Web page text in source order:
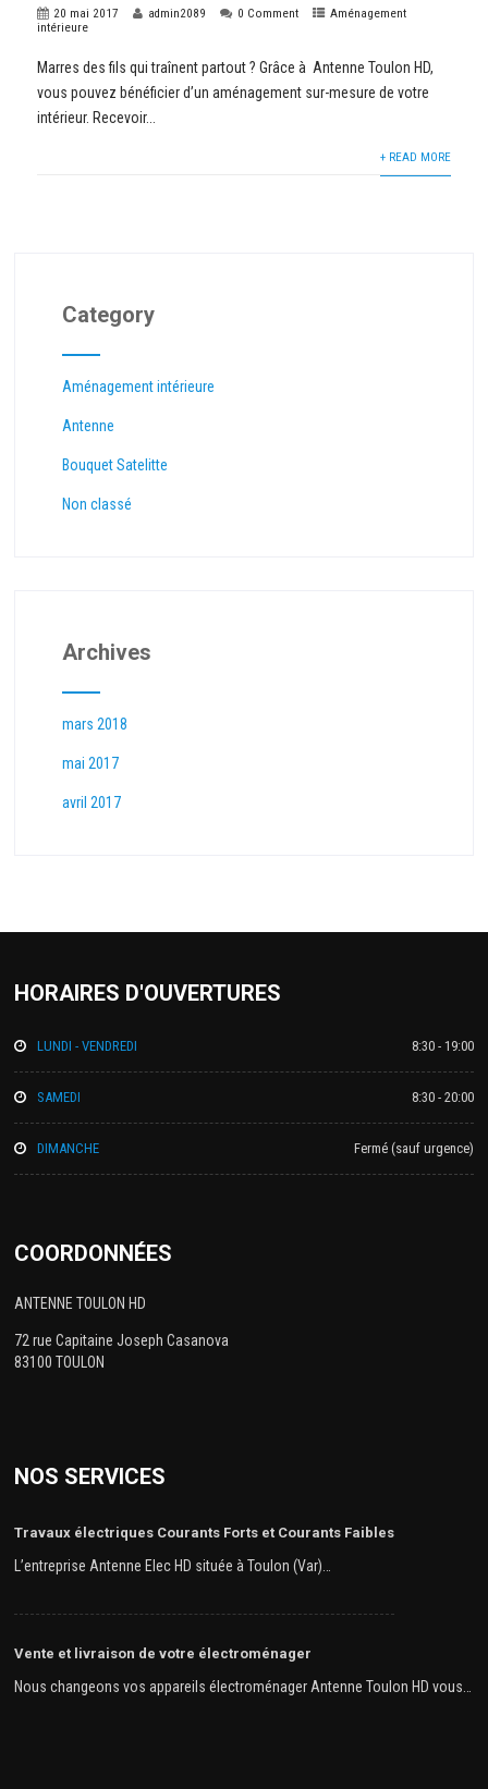
20 mai 2017 admin2089 0 Comment
Aménagement
intérieure
Marres des fils qui traînent partout ? Grâce à Antenne Toulon HD,
vous pouvez bénéficier d’un aménagement sur-mesure de votre
intérieur. Recevoir...
+ READ MORE
Category
Aménagement intérieure
Antenne
Bouquet Satelitte
Non classé
Archives
mars 2018
mai 2017
avril 2017
HORAIRES D'OUVERTURES
LUNDI - VENDREDI 8:30 - 19:00
SAMEDI 8:30 - 20:00
DIMANCHE Fermé (sauf urgence)
COORDONNÉES
ANTENNE TOULON HD
72 rue Capitaine Joseph Casanova
83100 TOULON
NOS SERVICES
Travaux électriques Courants Forts et Courants Faibles
L’entreprise Antenne Elec HD située à Toulon (Var)…
Vente et livraison de votre électroménager
Nous changeons vos appareils électroménager Antenne Toulon HD vous…